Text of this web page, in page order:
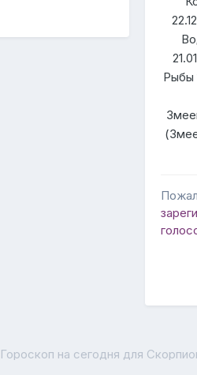
Рыбы
Гороскоп на сегодня для